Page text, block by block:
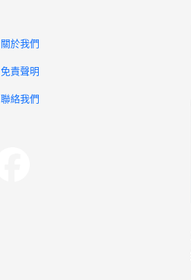
關於我們
免責聲明
聯絡我們